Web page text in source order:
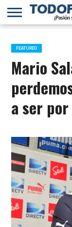
PRIMERA
B
SELECCIÓN
CHILENA
CHILENOS
EN EL
MUNDO
FÚTBOL
INTERNACIONAL
FEATURED
Mario
a ser